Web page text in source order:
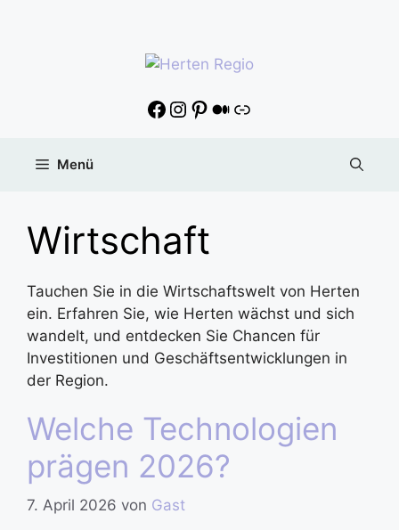
Menü
Wirtschaft
Tauchen Sie in die Wirtschaftswelt von Herten
ein. Erfahren Sie, wie Herten wächst und sich
wandelt, und entdecken Sie Chancen für
Investitionen und Geschäftsentwicklungen in
der Region.
Welche Technologien
prägen 2026?
7. April 2026 von Gast